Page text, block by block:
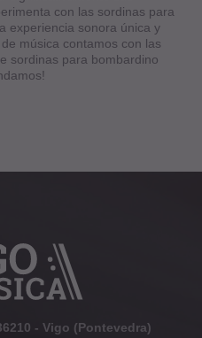
con las sordinas para
experiencia sonora única y
música contamos con las
sordinas para bombardino
- Vigo (Pontevedra)